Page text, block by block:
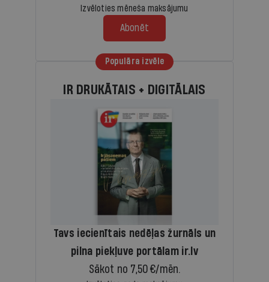
Izvēloties mēneša maksājumu
Abonēt
Populāra izvēle
IR DRUKĀTAIS + DIGITĀLAIS
Tavs iecienītais nedēļas žurnāls un
pilna piekļuve portālam ir.lv
Sākot no 7,50 €/mēn.